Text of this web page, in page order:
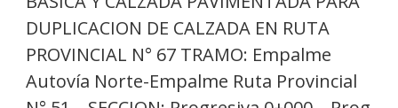
DUPLICACION DE CALZADA EN RUTA
PROVINCIAL N° 67 TRAMO: Empalme
Autovía Norte-Empalme Ruta Provincial